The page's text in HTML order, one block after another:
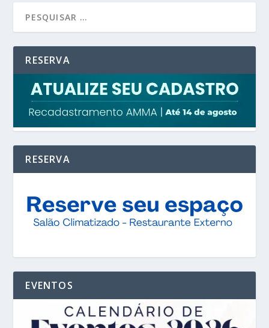
RESERVA
RESERVA
EVENTOS